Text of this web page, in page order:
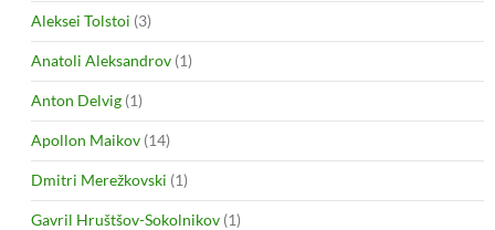
Aleksei Tolstoi (3)
Anatoli Aleksandrov (1)
Anton Delvig (1)
Apollon Maikov (14)
Dmitri Merežkovski (1)
Gavril Hruštšov-Sokolnikov (1)